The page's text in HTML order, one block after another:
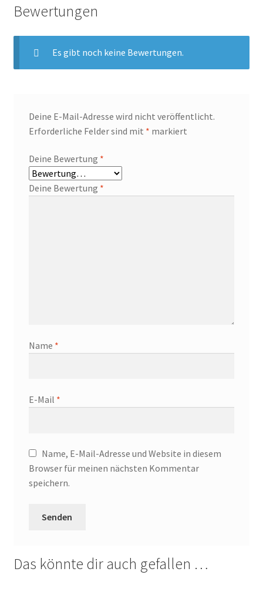
Bewertungen
Es gibt noch keine Bewertungen.
Deine E-Mail-Adresse wird nicht veröffentlicht.
Erforderliche Felder sind mit * markiert
Deine Bewertung *
Deine Bewertung *
Name *
E-Mail *
Name, E-Mail-Adresse und Website in diesem
Browser für meinen nächsten Kommentar
speichern.
Das könnte dir auch gefallen …